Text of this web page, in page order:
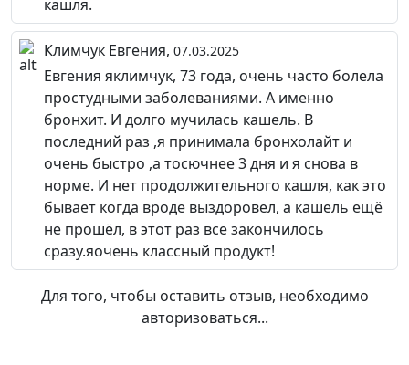
кашля.
Климчук Евгения, 07.03.2025
Евгения яклимчук, 73 года, очень часто болела
простудными заболеваниями. А именно
бронхит. И долго мучилась кашель. В
последний раз ,я принимала бронхолайт и
очень быстро ,а тосючнее 3 дня и я снова в
норме. И нет продолжительного кашля, как это
бывает когда вроде выздоровел, а кашель ещё
не прошёл, в этот раз все закончилось
сразу.яочень классный продукт!
Для того, чтобы оставить отзыв, необходимо
авторизоваться...